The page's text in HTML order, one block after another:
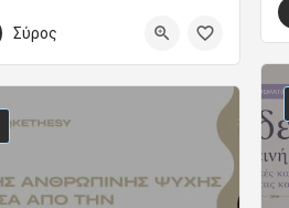
2026 09:00 - 4 Οκτωβρίου 2026 22:00
Σύρος